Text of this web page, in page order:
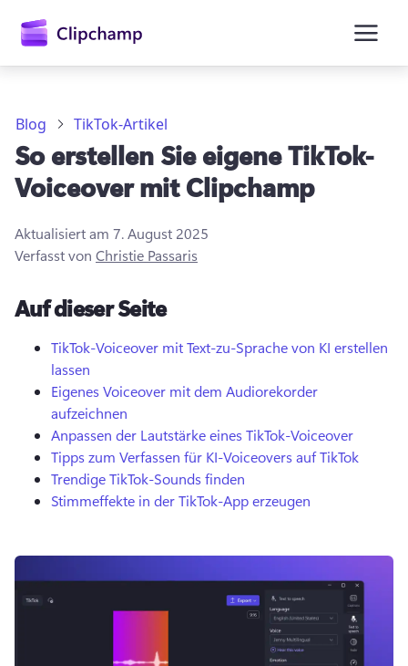
Anmelden
Blog TikTok-Artikel
So erstellen Sie eigene TikTok-
Voiceover mit Clipchamp
Aktualisiert am 7. August 2025
Verfasst von Christie Passaris
Auf dieser Seite
TikTok-Voiceover mit Text-zu-Sprache von KI erstellen
lassen
Eigenes Voiceover mit dem Audiorekorder
aufzeichnen
Anpassen der Lautstärke eines TikTok-Voiceover
Tipps zum Verfassen für KI-Voiceovers auf TikTok
Trendige TikTok-Sounds finden
Stimmeffekte in der TikTok-App erzeugen